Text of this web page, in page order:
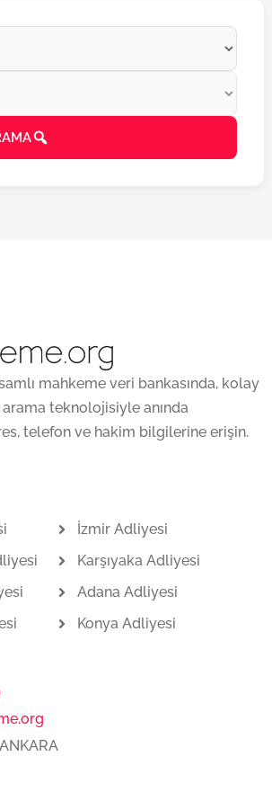
mahkeme veri bankasında, kolay
teknolojisiyle anında
telefon ve hakim bilgilerine erişin.
İzmir Adliyesi
Karşıyaka Adliyesi
Adana Adliyesi
Konya Adliyesi